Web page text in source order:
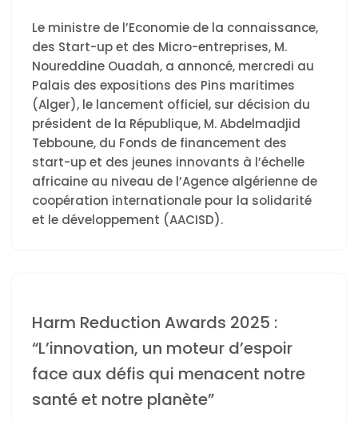
Le ministre de l’Economie de la connaissance,
des Start-up et des Micro-entreprises, M.
Noureddine Ouadah, a annoncé, mercredi au
Palais des expositions des Pins maritimes
(Alger), le lancement officiel, sur décision du
président de la République, M. Abdelmadjid
Tebboune, du Fonds de financement des
start-up et des jeunes innovants à l’échelle
africaine au niveau de l’Agence algérienne de
coopération internationale pour la solidarité
et le développement (AACISD).
Harm Reduction Awards 2025 :
“L’innovation, un moteur d’espoir
face aux défis qui menacent notre
santé et notre planète”